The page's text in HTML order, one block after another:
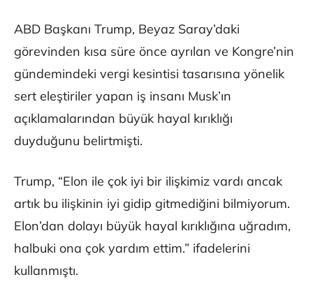
ABD Başkanı Trump, Beyaz Saray’daki
görevinden kısa süre önce ayrılan ve Kongre’nin
gündemindeki vergi kesintisi tasarısına yönelik
sert eleştiriler yapan iş insanı Musk’ın
açıklamalarından büyük hayal kırıklığı
duyduğunu belirtmişti.
Trump, “Elon ile çok iyi bir ilişkimiz vardı ancak
artık bu ilişkinin iyi gidip gitmediğini bilmiyorum.
Elon’dan dolayı büyük hayal kırıklığına uğradım,
halbuki ona çok yardım ettim.” ifadelerini
kullanmıştı.